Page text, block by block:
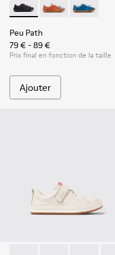
Peu Path - K800707-
Peu Path -Peu Path
Peu Path
79 € - 89 €
Prix final en fonction de la taille
Ajouter